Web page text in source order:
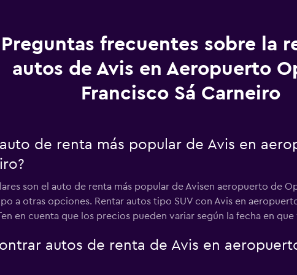
Preguntas frecuentes sobre la
autos de Avis en Aeropuerto
Francisco Sá Carneiro
de renta más popular de Avis en
son el auto de renta más popular de Avisen aeropuerto de
a otras opciones. Rentar autos tipo SUV con Avis en
en cuenta que los precios pueden variar según la fecha en
autos de renta de Avis en